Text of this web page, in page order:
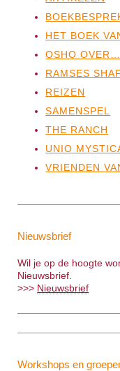
HET BOEK
OSHO OVER…
RAMSES
REIZEN
SAMENSPEL
THE RANCH
UNIO
VRIENDEN
Nieuwsbrief
Wil je op de hoogte
Nieuwsbrief.
>>> Nieuwsbrief
Workshops en